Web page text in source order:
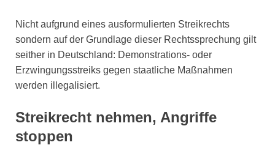
Nicht aufgrund eines ausformulierten Streikrechts
sondern auf der Grundlage dieser Rechtssprechung gilt
seither in Deutschland: Demonstrations- oder
Erzwingungsstreiks gegen staatliche Maßnahmen
werden illegalisiert.
Streikrecht nehmen, Angriffe
stoppen